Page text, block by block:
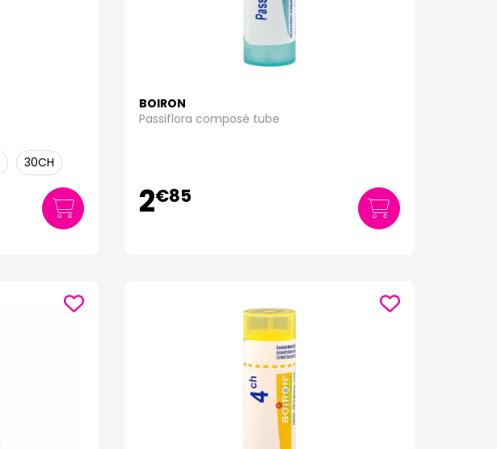
30CH
BOIRON
Passiflora composé tube
2€85